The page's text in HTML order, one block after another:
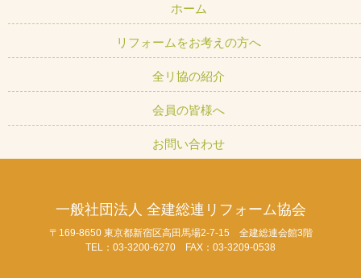
ホーム
リフォームをお考えの方へ
全リ協の紹介
会員の皆様へ
お問い合わせ
一般社団法人 全建総連リフォーム協会
〒169-8650 東京都新宿区高田馬場2-7-15 全建総連会館3階
TEL：03-3200-6270 FAX：03-3209-0538